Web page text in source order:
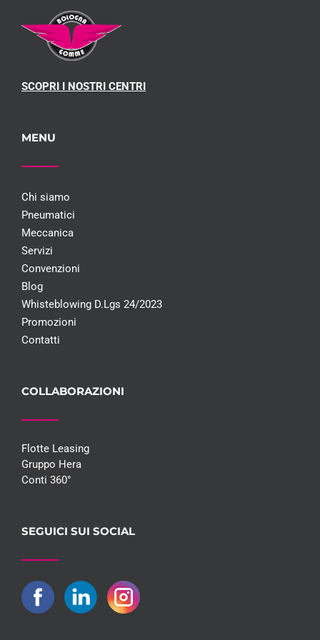
SCOPRI I NOSTRI CENTRI
MENU
Chi siamo
Pneumatici
Meccanica
Servizi
Convenzioni
Blog
Whisteblowing D.Lgs 24/2023
Promozioni
Contatti
COLLABORAZIONI
Flotte Leasing
Gruppo Hera
Conti 360°
SEGUICI SUI SOCIAL